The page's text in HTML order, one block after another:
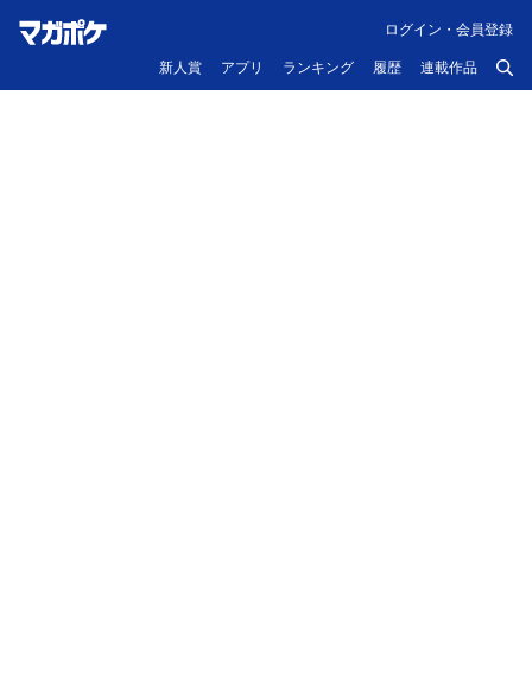
新人賞 アプリ ランキング 履歴 連載作品
ログイン・会員登録